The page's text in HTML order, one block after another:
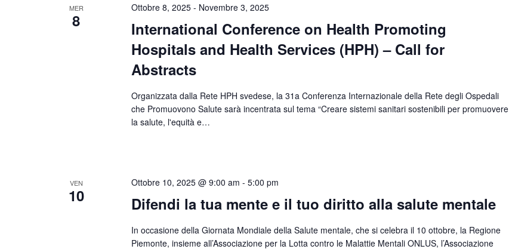
MER
8
International Conference on Health Promoting
Hospitals and Health Services (HPH) – Call for
Abstracts
Ottobre 8, 2025- Novembre 3, 2025
Organizzata dalla Rete HPH svedese, la 31a Conferenza Internazionale della Rete degli Ospedali
che Promuovono Salute sarà incentrata sul tema “Creare sistemi sanitari sostenibili per promuovere
la salute, l'equità e…
VEN
10 Difendi la tua mente e il tuo diritto alla salute mentale
Ottobre 10, 2025 @ 9:00 am - 5:00 pm
In occasione della Giornata Mondiale della Salute mentale, che si celebra il 10 ottobre, la Regione
Piemonte, insieme all’Associazione per la Lotta contro le Malattie Mentali ONLUS, l’Associazione